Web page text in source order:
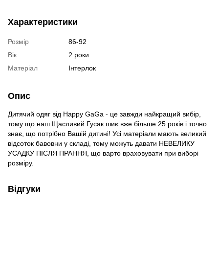
Характеристики
Розмір
86-92
Вік
2 роки
Матеріал
Інтерлок
Опис
Дитячий одяг від Happy GaGa - це завжди найкращий вибір,
тому що наш Щасливий Гусак шиє вже більше 25 років і точно
знає, що потрібно Вашій дитині! Усі матеріали мають великий
відсоток бавовни у складі, тому можуть давати НЕВЕЛИКУ
УСАДКУ ПІСЛЯ ПРАННЯ, що варто враховувати при виборі
розміру.
Відгуки